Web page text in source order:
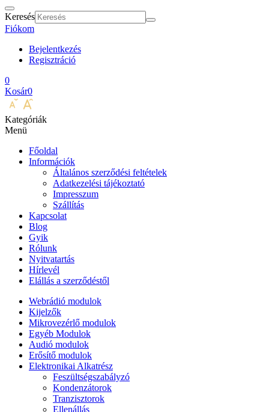
Keresés
Fiókom
Bejelentkezés
Regisztráció
0
Kosár0
Kategóriák
Menü
Főoldal
Információk
Általános szerződési feltételek
Adatkezelési tájékoztató
Impresszum
Szállítás
Kapcsolat
Blog
Gyik
Rólunk
Nyitvatartás
Hírlevél
Elállás a szerződéstől
Webrádió modulok
Kijelzők
Mikrovezérlő modulok
Egyéb Modulok
Audió modulok
Erősítő modulok
Elektronikai Alkatrész
Feszültségszabályzó
Kondenzátorok
Tranzisztorok
Ellenállás